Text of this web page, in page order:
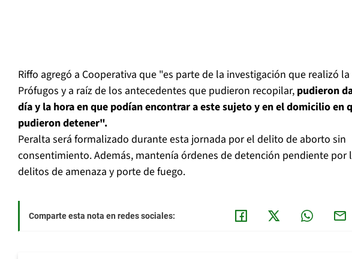
Riffo agregó a Cooperativa que "es parte de la investigación que realizó la
Prófugos y a raíz de los antecedentes que pudieron recopilar, pudieron
día y la hora en que podían encontrar a este sujeto y en el domicilio en
pudieron detener".
Peralta será formalizado durante esta jornada por el delito de aborto sin
consentimiento. Además, mantenía órdenes de detención pendiente por
delitos de amenaza y porte de fuego.
Comparte esta nota en redes sociales: